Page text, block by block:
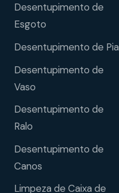
Desentupimento de
Esgoto
Desentupimento de Pia
Desentupimento de
Vaso
Desentupimento de
Ralo
Desentupimento de
Canos
Limpeza de Caixa de